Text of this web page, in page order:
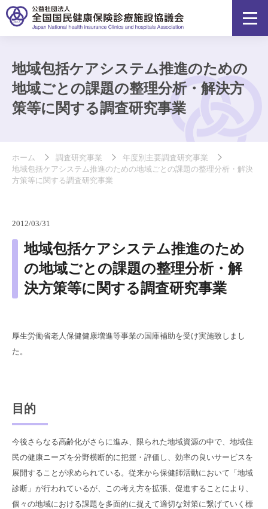
地域包括ケアシステム推進のための
地域ごとの課題の整理分析・解決方
策等に関する調査研究事業
ホーム 調査研究事業
年度別主要調査研究事業
地域包括ケアシステム推進のための地域ごとの課題の整理分析・解決
方策等に関する調査研究事業
2012/03/31
地域包括ケアシステム推進のため
の地域ごとの課題の整理分析・解
決方策等に関する調査研究事業
厚生労働省老人保健健康増進等事業の国庫補助を受け実施致しまし
た。
目的
今後さらなる高齢化がさらに進み、限られた地域資源の中で、地域住
民の健康ニーズを分野横断的に把握・評価し、効率の良いサービスを
展開することが求められている。従来から保健師活動において「地域
診断」が行われているが、この考え方を拡張、促進することにより、
個々の地域における課題を多面的に捉えて適切な対策に繋げていく標